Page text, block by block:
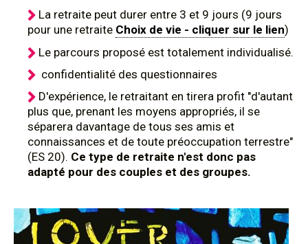
La retraite peut durer entre 3 et 9 jours (9 jours
pour une retraite Choix de vie - cliquer sur le lien)
Le parcours proposé est totalement individualisé.
confidentialité des questionnaires
D'expérience, le retraitant en tirera profit "d'autant
plus que, prenant les moyens appropriés, il se
séparera davantage de tous ses amis et
connaissances et de toute préoccupation terrestre"
(ES 20). Ce type de retraite n'est donc pas
adapté pour des couples et des groupes.